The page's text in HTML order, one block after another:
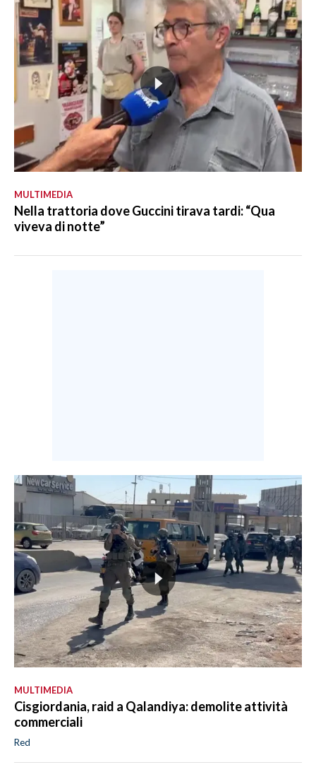
MULTIMEDIA
Nella trattoria dove Guccini tirava tardi: “Qua
viveva di notte”
MULTIMEDIA
Cisgiordania, raid a Qalandiya: demolite attività
commerciali
Red